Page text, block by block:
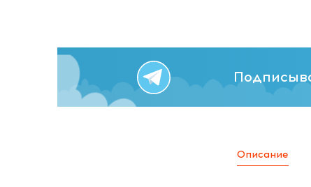
Описание